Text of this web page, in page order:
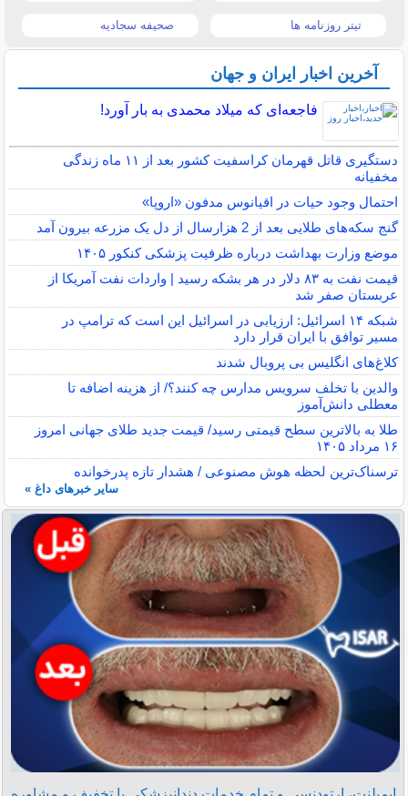
تیتر روزنامه ها صحیفه سجادیه
آخرین اخبار ایران و جهان
فاجعه‌ای که میلاد محمدی به بار آورد!
دستگیری قاتل قهرمان کراسفیت کشور بعد از ۱۱ ماه زندگی
مخفیانه
احتمال وجود حیات در اقیانوس مدفون «اروپا»
گنج سکه‌های طلایی بعد از 2 هزارسال از دل یک مزرعه بیرون آمد
موضع وزارت بهداشت درباره ظرفیت پزشکی کنکور ۱۴۰۵
قیمت نفت به ۸۳ دلار در هر بشکه رسید | واردات نفت آمریکا از
عربستان صفر شد
شبکه ۱۴ اسرائیل: ارزیابی در اسرائیل این است که ترامپ در
مسیر توافق با ایران قرار دارد
کلاغ‌های انگلیس بی پروبال شدند
والدین با تخلف سرویس مدارس چه کنند؟/ از هزینه اضافه تا
معطلی دانش‌آموز
طلا به بالاترین سطح قیمتی رسید/ قیمت جدید طلای جهانی امروز
۱۶ مرداد ۱۴۰۵
ترسناک‌ترین لحظه هوش مصنوعی / هشدار تازه پدرخوانده
سایر خبرهای داغ »